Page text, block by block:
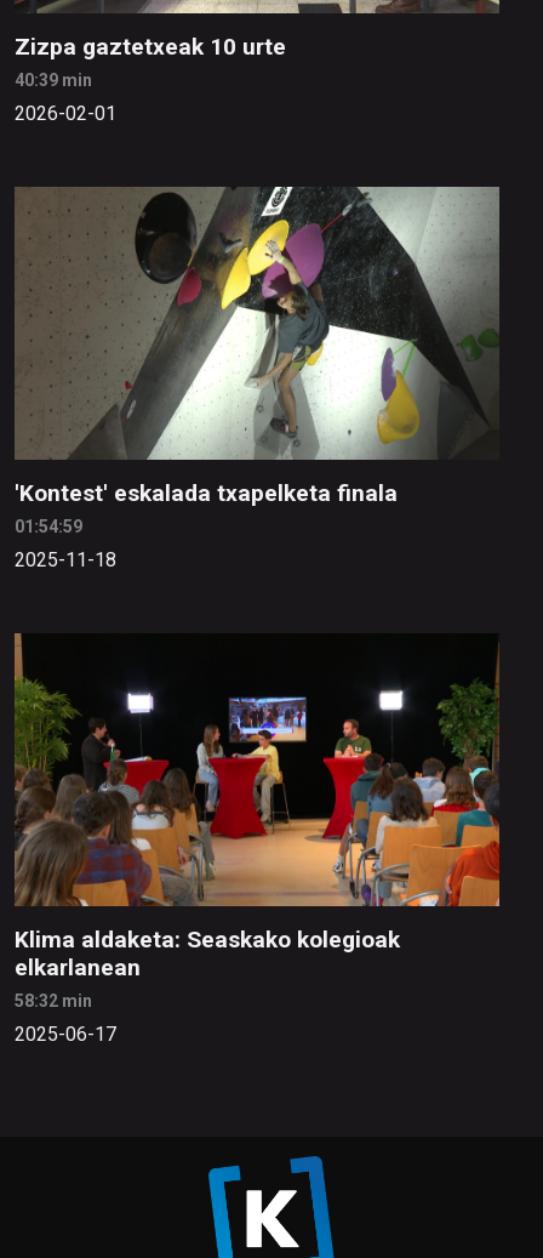
Zizpa gaztetxeak 10 urte
40:39 min
2026-02-01
'Kontest' eskalada txapelketa finala
01:54:59
2025-11-18
Klima aldaketa: Seaskako kolegioak
elkarlanean
58:32 min
2025-06-17